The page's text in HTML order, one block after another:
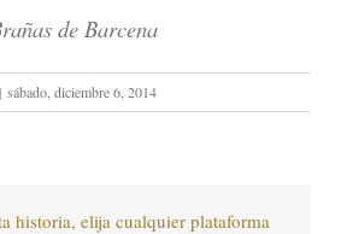
Barcena
| sábado, diciembre 6, 2014
historia, elija cualquier plataforma